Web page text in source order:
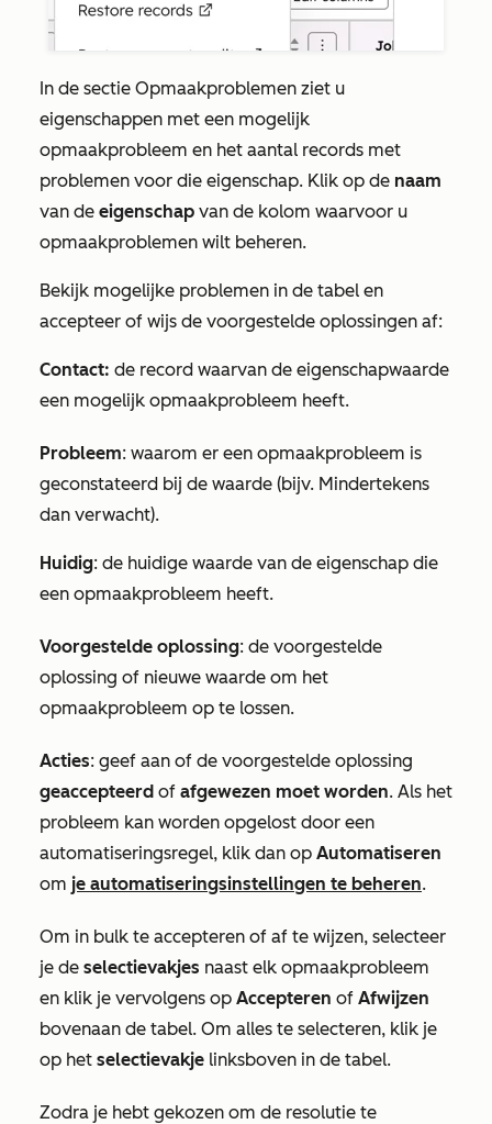
In de sectie Opmaakproblemen ziet u
eigenschappen met een mogelijk
opmaakprobleem en het aantal records met
problemen voor die eigenschap. Klik op de naam
van de eigenschap van de kolom waarvoor u
opmaakproblemen wilt beheren.
Bekijk mogelijke problemen in de tabel en
accepteer of wijs de voorgestelde oplossingen af:
Contact: de record waarvan de eigenschapwaarde
een mogelijk opmaakprobleem heeft.
Probleem: waarom er een opmaakprobleem is
geconstateerd bij de waarde (bijv. Mindertekens
dan verwacht).
Huidig: de huidige waarde van de eigenschap die
een opmaakprobleem heeft.
Voorgestelde oplossing: de voorgestelde
oplossing of nieuwe waarde om het
opmaakprobleem op te lossen.
Acties: geef aan of de voorgestelde oplossing
geaccepteerd of afgewezen moet worden. Als het
probleem kan worden opgelost door een
automatiseringsregel, klik dan op Automatiseren
om je automatiseringsinstellingen te beheren.
Om in bulk te accepteren of af te wijzen, selecteer
je de selectievakjes naast elk opmaakprobleem
en klik je vervolgens op Accepteren of Afwijzen
bovenaan de tabel. Om alles te selecteren, klik je
op het selectievakje linksboven in de tabel.
Zodra je hebt gekozen om de resolutie te